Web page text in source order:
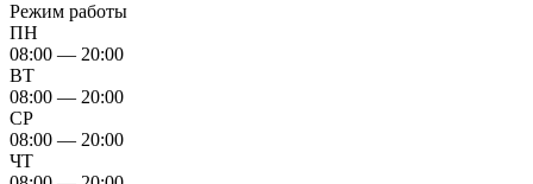
Режим работы
ПН
08:00 — 20:00
ВТ
08:00 — 20:00
СР
08:00 — 20:00
ЧТ